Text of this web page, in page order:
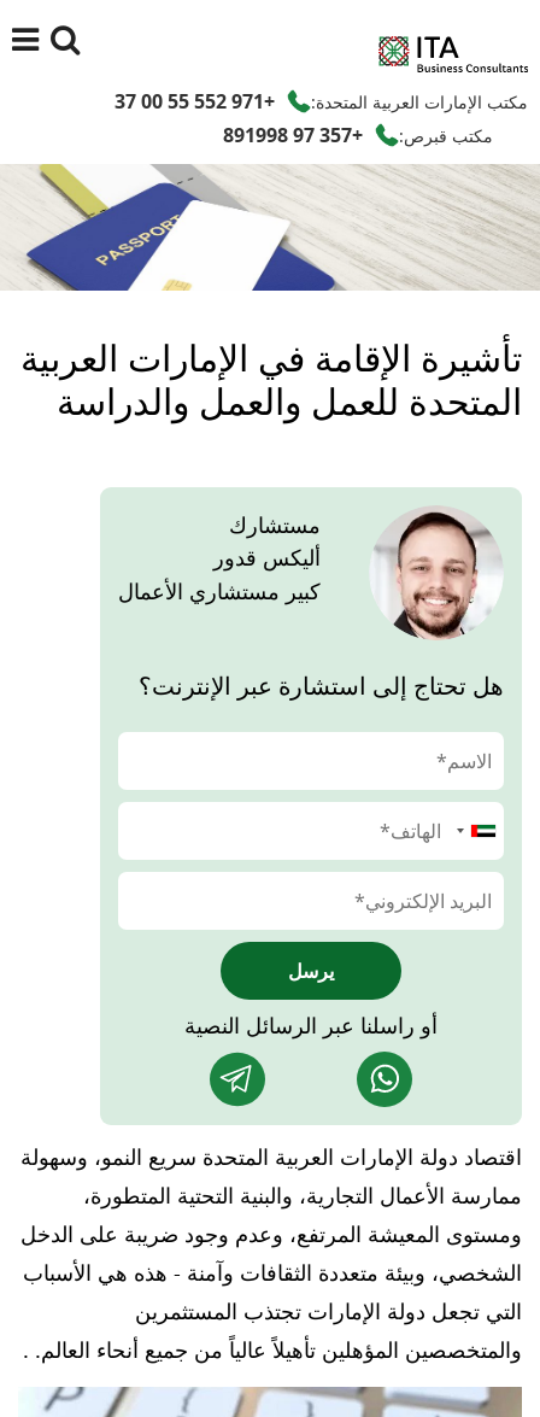
مكتب الإمارات العربية المتحدة: +971 552 55 00 37
مكتب قبرص: +357 97 891998
تأشيرة الإقامة في الإمارات العربية
المتحدة للعمل والعمل والدراسة
مستشارك
أليكس قدور
كبير مستشاري الأعمال
هل تحتاج إلى استشارة عبر الإنترنت؟
يرسل
أو راسلنا عبر الرسائل النصية
اقتصاد دولة الإمارات العربية المتحدة سريع النمو، وسهولة
ممارسة الأعمال التجارية، والبنية التحتية المتطورة،
ومستوى المعيشة المرتفع، وعدم وجود ضريبة على الدخل
الشخصي، وبيئة متعددة الثقافات وآمنة - هذه هي الأسباب
التي تجعل دولة الإمارات تجتذب المستثمرين
والمتخصصين المؤهلين تأهيلاً عالياً من جميع أنحاء العالم. .